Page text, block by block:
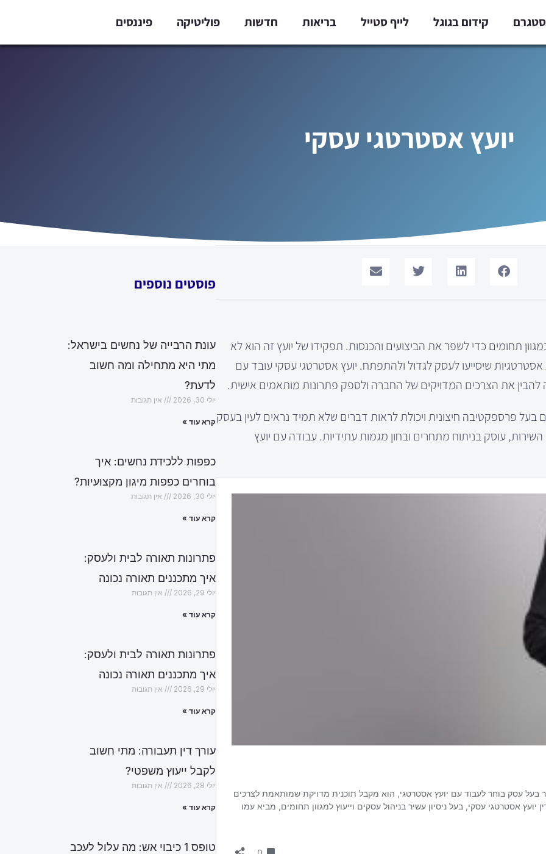
קידום בגוגל לייף סטייל בריאות חדשות פוליטיקה פיננסים
יועץ אסטרטגי עסקי
תחומים כדי לשפר את הביצועים והכנסות. תפקידו של יועץ זה הוא לא
שיסייעו לעסק לגדול ולהתפתח. יועץ אסטרטגי עסקי עובד עם
להבין את הצרכים המדויקים של החברה ולספק פתרונות מותאמים אישית.
פרספקטיבה חיצונית ויכולת לראות דברים שלא תמיד נראים לעין בעסק
עוסק בניתוח מתחרים ובחון מגמות עתידיות. עבודה עם יועץ
פוסטים נוספים
עונת הרבייה של נחשים בישראל:
מתי היא מתחילה ומה חשוב
לדעת?
יולי 30, 2026 אין תגובות
קרא עוד »
כפפות ללכידת נחשים: איך
בוחרים כפפות מיגון מקצועיות?
יולי 30, 2026 אין תגובות
קרא עוד »
פתרונות תאורה לבית ולעסק:
איך מתכננים תאורה נכונה
יולי 29, 2026 אין תגובות
קרא עוד »
פתרונות תאורה לבית ולעסק:
איך מתכננים תאורה נכונה
יולי 29, 2026 אין תגובות
קרא עוד »
עורך דין תעבורה: מתי חשוב
לקבל ייעוץ משפטי?
יולי 28, 2026 אין תגובות
קרא עוד »
טופס 1 כיבוי אש: מה עלול לעכב